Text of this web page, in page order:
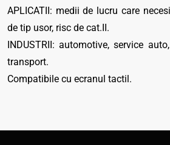
APLICATII: medii de lucru care
de tip usor, risc de cat.II.
INDUSTRII: automotive, service
transport.
Compatibile cu ecranul tactil.